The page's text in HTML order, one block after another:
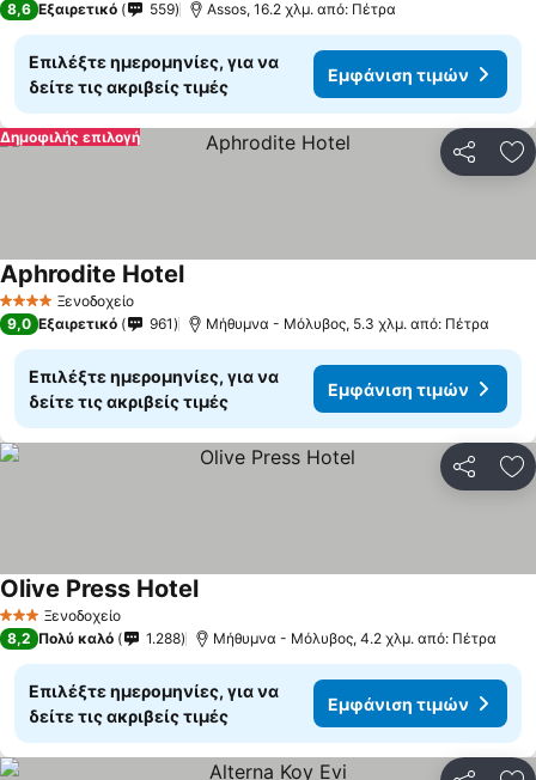
8,6 Εξαιρετικό 559 Assos, 16.2 χλμ. από: Πέτρα
Επιλέξτε ημερομηνίες, για να
δείτε τις ακριβείς τιμές
Εμφάνιση τιμών
Δημοφιλής επιλογή
4 ΑστέριαΞενοδοχείο
Aphrodite Hotel
9,0 Εξαιρετικό 961 Μήθυμνα - Μόλυβος, 5.3 χλμ. από: Πέτρα
Επιλέξτε ημερομηνίες, για να
δείτε τις ακριβείς τιμές
Εμφάνιση τιμών
3 ΑστέριαΞενοδοχείο
Olive Press Hotel
8,2 Πολύ καλό 1.288 Μήθυμνα - Μόλυβος, 4.2 χλμ. από: Πέτρα
Επιλέξτε ημερομηνίες, για να
δείτε τις ακριβείς τιμές
Εμφάνιση τιμών